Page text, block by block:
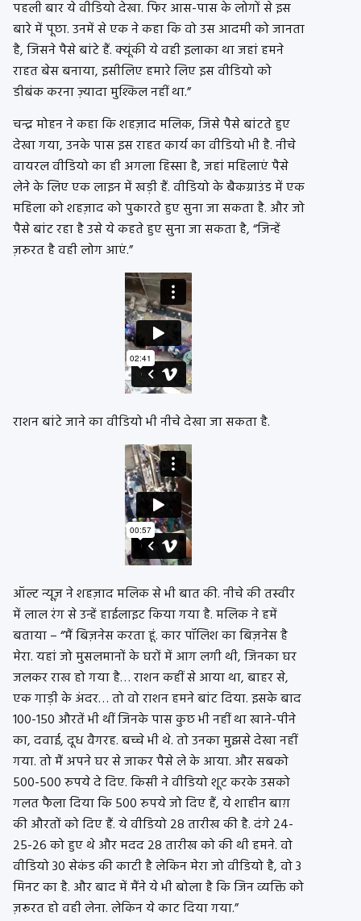
पहली बार ये वीडियो देखा. फिर आस-पास के लोगों से इस
बारे में पूछा. उनमें से एक ने कहा कि वो उस आदमी को जानता
है, जिसने पैसे बांटे हैं. क्यूंकी ये वही इलाका था जहां हमने
राहत बेस बनाया, इसीलिए हमारे लिए इस वीडियो को
डीबंक करना ज़्यादा मुश्किल नहीं था.”
चन्द्र मोहन ने कहा कि शहज़ाद मलिक, जिसे पैसे बांटते हुए
देखा गया, उनके पास इस राहत कार्य का वीडियो भी है. नीचे
वायरल वीडियो का ही अगला हिस्सा है, जहां महिलाएं पैसे
लेने के लिए एक लाइन में खड़ी हैं. वीडियो के बैकग्राउंड में एक
महिला को शहज़ाद को पुकारते हुए सुना जा सकता है. और जो
पैसे बांट रहा है उसे ये कहते हुए सुना जा सकता है, “जिन्हें
ज़रुरत है वही लोग आएं.”
राशन बांटे जाने का वीडियो भी नीचे देखा जा सकता है.
ऑल्ट न्यूज़ ने शहज़ाद मलिक से भी बात की. नीचे की तस्वीर
में लाल रंग से उन्हें हाईलाइट किया गया है. मलिक ने हमें
बताया – “मैं बिज़नेस करता हूं. कार पॉलिश का बिज़नेस है
मेरा. यहां जो मुसलमानों के घरों में आग लगी थी, जिनका घर
जलकर राख हो गया है… राशन कहीं से आया था, बाहर से,
एक गाड़ी के अंदर… तो वो राशन हमने बांट दिया. इसके बाद
100-150 औरतें भी थीं जिनके पास कुछ भी नहीं था खाने-पीने
का, दवाई, दूध वैगरह. बच्चे भी थे. तो उनका मुझसे देखा नहीं
गया. तो मैं अपने घर से जाकर पैसे ले के आया. और सबको
500-500 रुपये दे दिए. किसी ने वीडियो शूट करके उसको
गलत फैला दिया कि 500 रुपये जो दिए हैं, ये शाहीन बाग़
की औरतों को दिए हैं. ये वीडियो 28 तारीख की है. दंगे 24-
25-26 को हुए थे और मदद 28 तारीख को की थी हमने. वो
वीडियो 30 सेकंड की काटी है लेकिन मेरा जो वीडियो है, वो 3
मिनट का है. और बाद में मैंने ये भी बोला है कि जिन व्यक्ति को
ज़रूरत हो वही लेना. लेकिन ये काट दिया गया.”